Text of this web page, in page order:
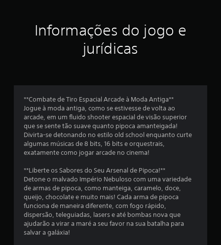
t
e
1
l
s
Informações do jogo e
jurídicas
**Combate de Tiro Espacial Arcade à Moda Antiga**
Jogue à moda antiga, como se estivesse de volta ao
arcade, em um fluido shooter espacial de visão superior
que se sente tão suave quanto pipoca amanteigada!
Divirta-se detonando no estilo old school enquanto curte
algumas músicas de 8 bits, 16 bits e orquestrais,
exatamente como jogar arcade no cinema!
**Liberte os Sabores do Seu Arsenal de Pipoca!**
Detone o malvado Império Nebuloso com uma variedade
de armas de pipoca, como manteiga, caramelo, doce,
queijo, chocolate e muito mais! Cada arma de pipoca
funciona de maneira diferente, com fogo rápido,
dispersão, teleguiadas, lasers e até bombas nova que
ajudarão a virar a maré a seu favor na sua batalha para
salvar a galáxia!